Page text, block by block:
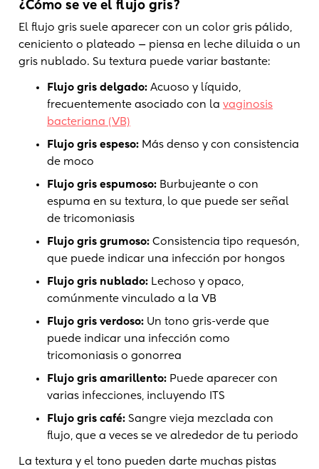
¿Cómo se ve el flujo gris?
El flujo gris suele aparecer con un color gris pálido,
ceniciento o plateado — piensa en leche diluida o un
gris nublado. Su textura puede variar bastante:
Flujo gris delgado: Acuoso y líquido,
frecuentemente asociado con la vaginosis
bacteriana (VB)
Flujo gris espeso: Más denso y con consistencia
de moco
Flujo gris espumoso: Burbujeante o con
espuma en su textura, lo que puede ser señal
de tricomoniasis
Flujo gris grumoso: Consistencia tipo requesón,
que puede indicar una infección por hongos
Flujo gris nublado: Lechoso y opaco,
comúnmente vinculado a la VB
Flujo gris verdoso: Un tono gris-verde que
puede indicar una infección como
tricomoniasis o gonorrea
Flujo gris amarillento: Puede aparecer con
varias infecciones, incluyendo ITS
Flujo gris café: Sangre vieja mezclada con
flujo, que a veces se ve alrededor de tu periodo
La textura y el tono pueden darte muchas pistas